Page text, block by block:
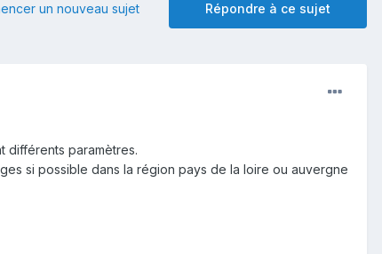
Répondre à ce sujet
un nouveau sujet
différents paramètres.
si possible dans la région pays de la loire ou auvergne